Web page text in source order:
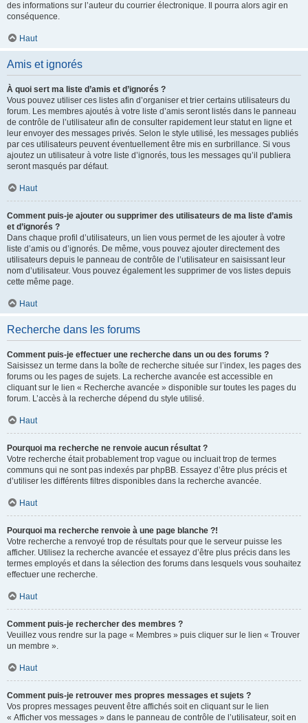
des informations sur l’auteur du courrier électronique. Il pourra alors agir en
conséquence.
Haut
Amis et ignorés
À quoi sert ma liste d’amis et d’ignorés ?
Vous pouvez utiliser ces listes afin d’organiser et trier certains utilisateurs du
forum. Les membres ajoutés à votre liste d’amis seront listés dans le panneau
de contrôle de l’utilisateur afin de consulter rapidement leur statut en ligne et
leur envoyer des messages privés. Selon le style utilisé, les messages publiés
par ces utilisateurs peuvent éventuellement être mis en surbrillance. Si vous
ajoutez un utilisateur à votre liste d’ignorés, tous les messages qu’il publiera
seront masqués par défaut.
Haut
Comment puis-je ajouter ou supprimer des utilisateurs de ma liste d’amis
et d’ignorés ?
Dans chaque profil d’utilisateurs, un lien vous permet de les ajouter à votre
liste d’amis ou d’ignorés. De même, vous pouvez ajouter directement des
utilisateurs depuis le panneau de contrôle de l’utilisateur en saisissant leur
nom d’utilisateur. Vous pouvez également les supprimer de vos listes depuis
cette même page.
Haut
Recherche dans les forums
Comment puis-je effectuer une recherche dans un ou des forums ?
Saisissez un terme dans la boîte de recherche située sur l’index, les pages des
forums ou les pages de sujets. La recherche avancée est accessible en
cliquant sur le lien « Recherche avancée » disponible sur toutes les pages du
forum. L’accès à la recherche dépend du style utilisé.
Haut
Pourquoi ma recherche ne renvoie aucun résultat ?
Votre recherche était probablement trop vague ou incluait trop de termes
communs qui ne sont pas indexés par phpBB. Essayez d’être plus précis et
d’utiliser les différents filtres disponibles dans la recherche avancée.
Haut
Pourquoi ma recherche renvoie à une page blanche ?!
Votre recherche a renvoyé trop de résultats pour que le serveur puisse les
afficher. Utilisez la recherche avancée et essayez d’être plus précis dans les
termes employés et dans la sélection des forums dans lesquels vous souhaitez
effectuer une recherche.
Haut
Comment puis-je rechercher des membres ?
Veuillez vous rendre sur la page « Membres » puis cliquer sur le lien « Trouver
un membre ».
Haut
Comment puis-je retrouver mes propres messages et sujets ?
Vos propres messages peuvent être affichés soit en cliquant sur le lien
« Afficher vos messages » dans le panneau de contrôle de l’utilisateur, soit en